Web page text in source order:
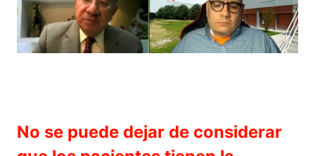
No se puede dejar de considerar